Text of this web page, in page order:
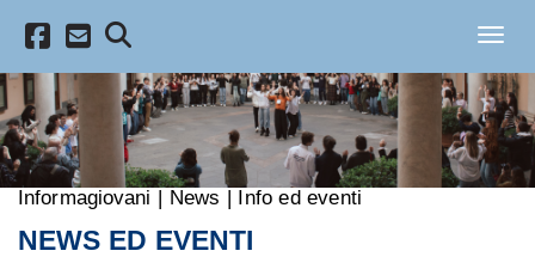
Informagiovani | News | Info ed eventi
NEWS ED EVENTI